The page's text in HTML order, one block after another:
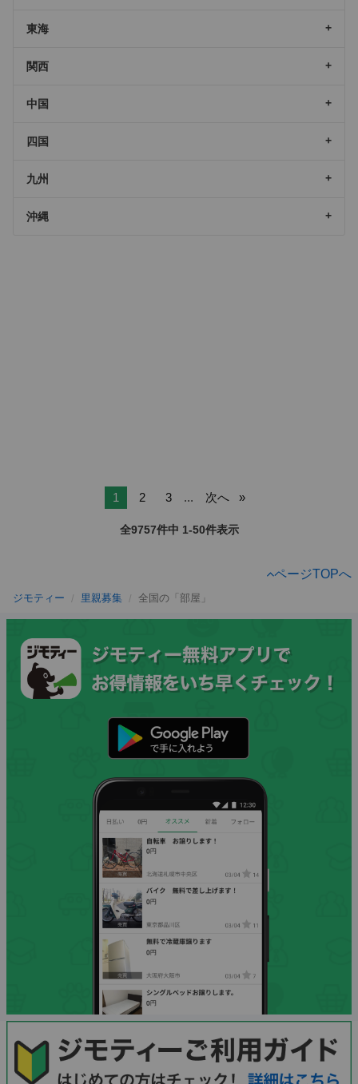
東海
関西
中国
四国
九州
沖縄
1 2 3 ... 次へ
全9757件中 1-50件表示
ページTOPへ
ジモティー 里親募集 全国の「部屋」